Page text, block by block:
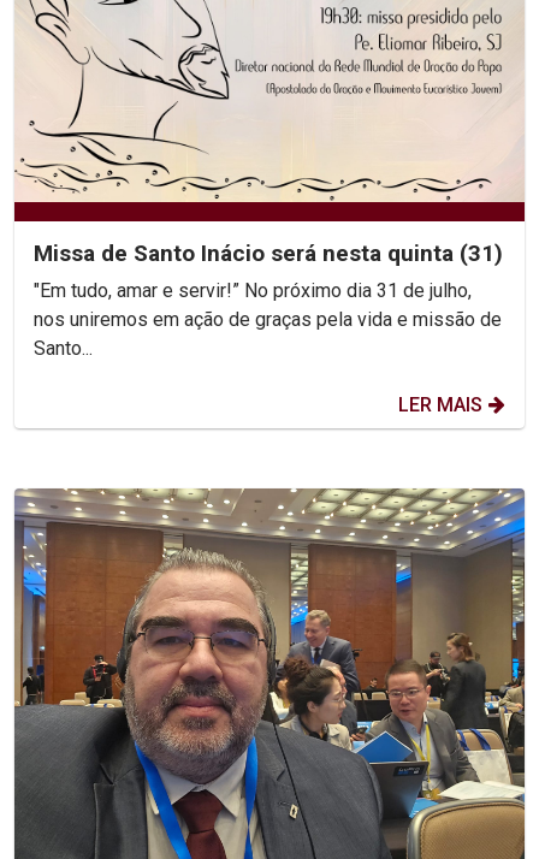
Missa de Santo Inácio será nesta quinta (31)
"Em tudo, amar e servir!” No próximo dia 31 de julho,
nos uniremos em ação de graças pela vida e missão de
Santo...
LER MAIS